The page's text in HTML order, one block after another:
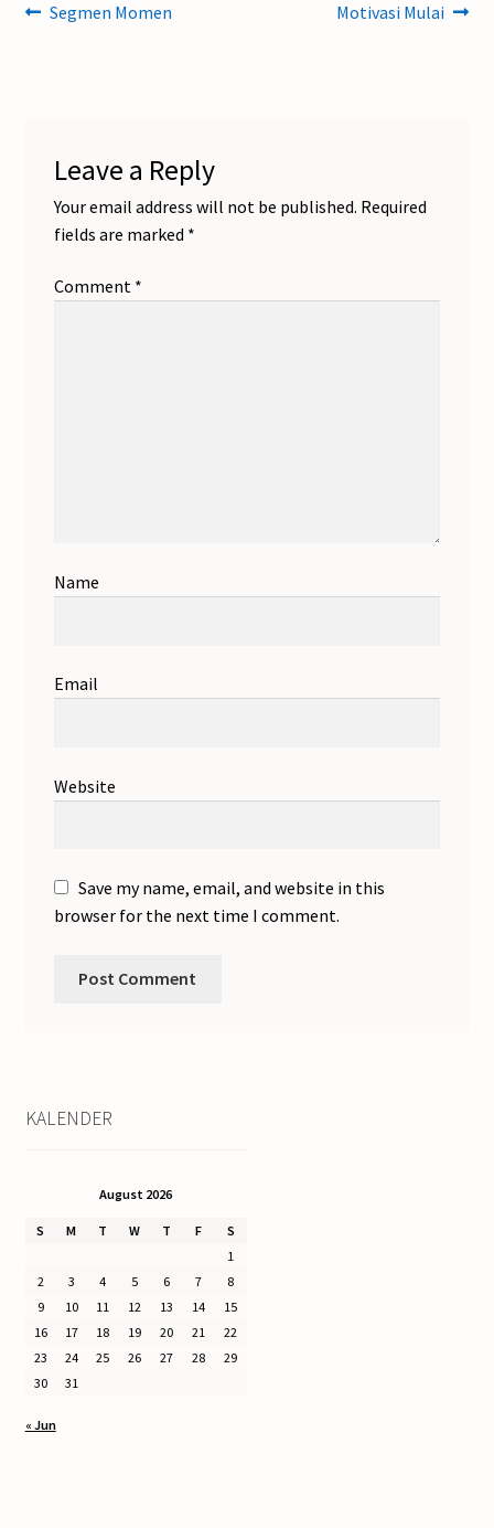
Post
Previous
Segmen Momen
Next
Motivasi Mulai
Leave a Reply
Your email address will not be published. Required
fields are marked *
Comment *
Name
Email
Website
Save my name, email, and website in this
browser for the next time I comment.
KALENDER
August 2026
S M T W T F
S
1
2
3 4 5 6 7
8
9
10 11 12 13 14
15
16
17 18 19 20 21
22
23
24 25 26 27 28
29
30
31
« Jun